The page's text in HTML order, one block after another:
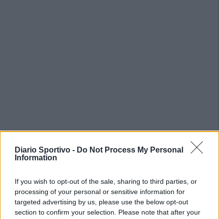
Diario Sportivo - Do Not Process My Personal
Information
If you wish to opt-out of the sale, sharing to third parties, or
processing of your personal or sensitive information for
targeted advertising by us, please use the below opt-out
section to confirm your selection. Please note that after your
PIÙ LETTI OGGI
L'Ilva si completa con Markic, Contucci,
Carlucci, Bevilacqua, Solinas, Souare e Galic
7 Ago 2026